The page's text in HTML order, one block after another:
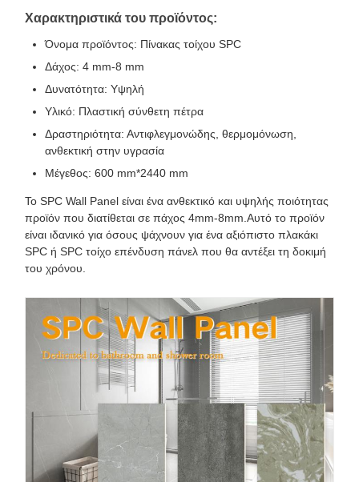
Χαρακτηριστικά του προϊόντος:
Όνομα προϊόντος: Πίνακας τοίχου SPC
Δάχος: 4 mm-8 mm
Δυνατότητα: Υψηλή
Υλικό: Πλαστική σύνθετη πέτρα
Δραστηριότητα: Αντιφλεγμονώδης, θερμομόνωση,
ανθεκτική στην υγρασία
Μέγεθος: 600 mm*2440 mm
Το SPC Wall Panel είναι ένα ανθεκτικό και υψηλής ποιότητας
προϊόν που διατίθεται σε πάχος 4mm-8mm.Αυτό το προϊόν
είναι ιδανικό για όσους ψάχνουν για ένα αξιόπιστο πλακάκι
SPC ή SPC τοίχο επένδυση πάνελ που θα αντέξει τη δοκιμή
του χρόνου.